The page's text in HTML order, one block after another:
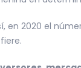
2020 el